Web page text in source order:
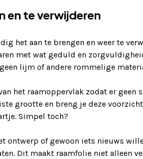
en te verwijderen
het aan te brengen en weer te
met wat geduld en
lijm of andere rommelige
het raamoppervlak zodat er geen
grootte en breng je deze
Simpel toch?
ontwerp of gewoon iets nieuws
Dit maakt raamfolie niet alleen